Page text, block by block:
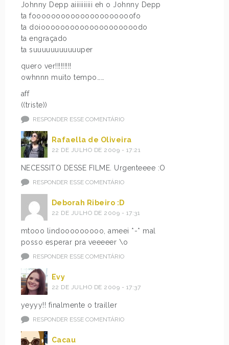
Johnny Depp aiiiiiiiiii eh o Johnny Depp
ta fooooooooooooooooooooofo
ta doioooooooooooooooooooodo
ta engraçado
ta suuuuuuuuuuuper
quero ver!!!!!!!!!
owhnnn muito tempo……
aff
((triste))
RESPONDER ESSE COMENTÁRIO
Rafaella de Oliveira
22 DE JULHO DE 2009 - 17:21
NECESSITO DESSE FILME. Urgenteeee :O
RESPONDER ESSE COMENTÁRIO
Deborah Ribeiro :D
22 DE JULHO DE 2009 - 17:31
mtooo lindooooooooo, ameei *-* mal
posso esperar pra veeeeer \o
RESPONDER ESSE COMENTÁRIO
Evy
22 DE JULHO DE 2009 - 17:37
yeyyy!! finalmente o trailler
RESPONDER ESSE COMENTÁRIO
Cacau